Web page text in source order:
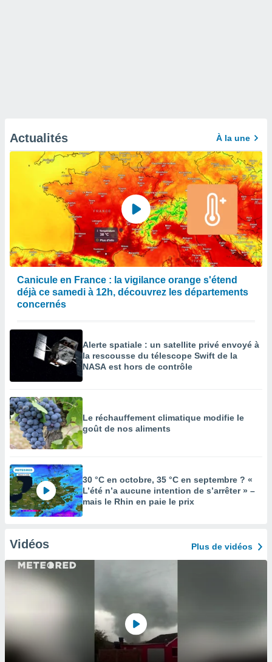
Actualités À la une
Canicule en France : la vigilance orange s'étend
déjà ce samedi à 12h, découvrez les départements
concernés
Alerte spatiale : un satellite privé envoyé à
la rescousse du télescope Swift de la
NASA est hors de contrôle
Le réchauffement climatique modifie le
goût de nos aliments
30 °C en octobre, 35 °C en septembre ? «
L’été n’a aucune intention de s’arrêter » –
mais le Rhin en paie le prix
Vidéos Plus de vidéos